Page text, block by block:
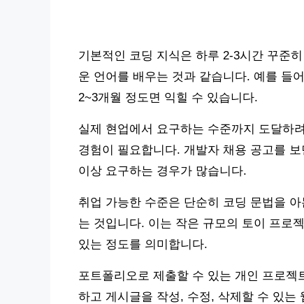
기본적인 코딩 지식은 하루 2-3시간 꾸준
운 언어를 배우는 것과 같습니다. 예를 들
2~3개월 정도면 익힐 수 있습니다.
실제 현업에서 요구하는 수준까지 도달하
경험이 필요합니다. 개발자 채용 공고를
이상 요구하는 경우가 많습니다.
취업 가능한 수준은 단순히 코딩 문법을
는 것입니다. 이는 작은 규모의 토이 프로
있는 정도를 의미합니다.
포트폴리오로 제출할 수 있는 개인 프로
하고 게시글을 작성, 수정, 삭제할 수 있는